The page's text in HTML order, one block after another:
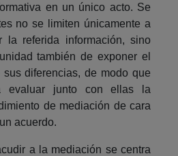
en un único acto. Se
no se limiten únicamente a
la referida información, sino
también de exponer el
diferencias, de modo que
evaluar junto con ellas la
de mediación de cara
acuerdo.
a la mediación se centra